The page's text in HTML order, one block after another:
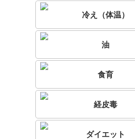
冷え（体温）
油
食育
経皮毒
ダイエット